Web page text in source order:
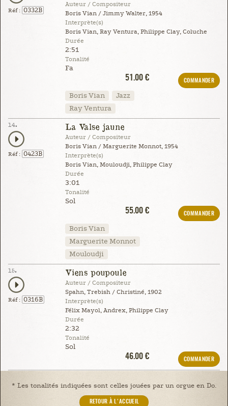
Réf : 0332B
Auteur / Compositeur
Boris Vian / Jimmy Walter, 1954
Interprète(s)
Boris Vian, Ray Ventura, Philippe Clay, Coluche
Durée
2:51
Tonalité
Fa
51.00 €
COMMANDER
Boris Vian
Jazz
Ray Ventura
14.
Réf : 0423B
La Valse jaune
Auteur / Compositeur
Boris Vian / Marguerite Monnot, 1954
Interprète(s)
Boris Vian, Mouloudji, Philippe Clay
Durée
3:01
Tonalité
Sol
55.00 €
COMMANDER
Boris Vian
Marguerite Monnot
Mouloudji
15.
Réf : 0316B
Viens poupoule
Auteur / Compositeur
Spahn, Trebish / Christiné, 1902
Interprète(s)
Félix Mayol, Andrex, Philippe Clay
Durée
2:32
Tonalité
Sol
46.00 €
COMMANDER
* Les tonalités indiquées sont celles jouées par un orgue en Do.
RETOUR À L'ACCUEIL